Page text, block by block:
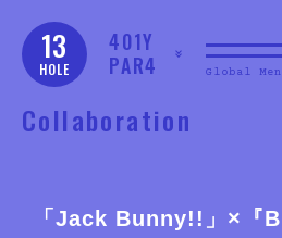
13
HOLE
401Y
PAR4
Global
Collaboration
「Jack Bunny!!」×『